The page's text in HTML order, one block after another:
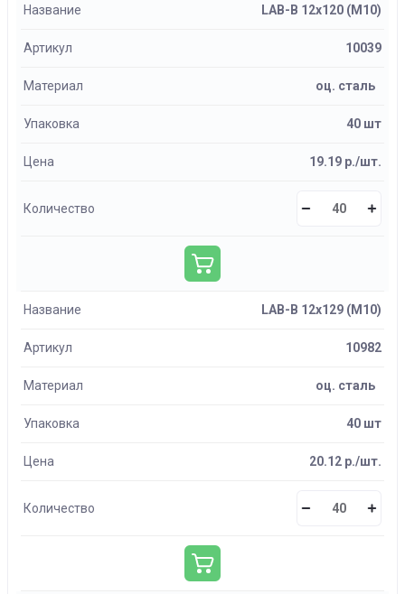
Название LAB-B 12х120 (М10)
Артикул 10039
Материал оц. сталь
Упаковка 40 шт
Цена 19.19 р./шт.
Количество
Название LAB-B 12х129 (М10)
Артикул 10982
Материал оц. сталь
Упаковка 40 шт
Цена 20.12 р./шт.
Количество